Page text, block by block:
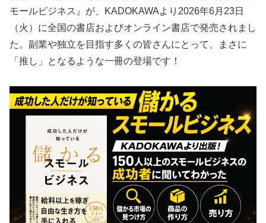
モールビジネス』が、KADOKAWAより2026年6月23日
（火）に全国の書店およびオンライン書店で発売されまし
た。副業や独立を目指す多くの皆さんにとって、まさに
「推し」となるような一冊の登場です！